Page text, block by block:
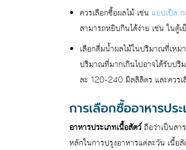
ควรเลือกซื้อผลไม้ เช่น แอปเปิล
สามารถหยิบกินได้ง่าย เช่น ในตู้
เลือกดื่มน้ำผลไม้ในปริมาณที่เหม
ปริมาณที่มากเกินไปอาจได้รับปริ
ละ 120-240 มิลลิลิตร และควร
การเลือกซื้ออาหารปร
อาหารประเภทเนื้อสัตว์ถือว่าเป็นสา
หลักในการปรุงอาหารแต่ละวัน เนื้อ